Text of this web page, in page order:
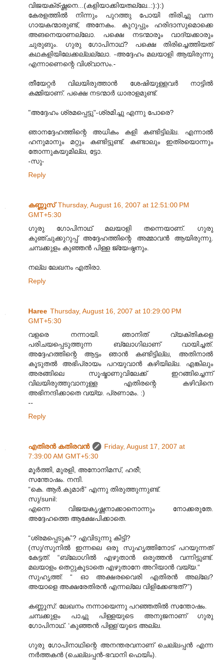
വിജയക്ര്ഷ്ണനെ...(കളിയാക്കിയതല്ലേ..:):):)
കേരളത്തില്‍ നിന്നും പുറത്തു പോയി തിരിച്ചു വന്ന
ഗായകന്മാരുണ്ട്‌, അനേകം. കുറുപ്പും ഹരിദാസുമൊക്കെ
അങനെയാണല്ലോ. പക്ഷെ നടന്മാരൂം വാദ്യക്കാരും
ചുരുങും. ഗുരു ഗോപിനാഥ്? പക്ഷെ തിരിച്ചെത്തിയത്
കഥകളിയിലേക്കല്ലല്ലോ. -അദ്ദേഹം മലയാളി ആയിരുന്നു
എന്നാണെന്റെ വിശ്വാസം.-
തീയേറ്റര്‍ വിലയിരുത്താന്‍ ശേഷിയുള്ളവര്‍ നാട്ടില്‍
കമ്മിയാണ്. പക്ഷെ നടന്മാര്‍ ധാരാളമുണ്ട്‌.
"അദ്ദേഹം ശ്രമപ്പെട്ടു"-ശ്രമിച്ചു എന്നു പോരെ?
ഞാനദ്ദേഹത്തിന്റെ അധികം കളി കണ്ടിട്ടില്ല. എന്നാല്‍
ഹനുമാനും മറ്റും കണ്ടിട്ടുണ്ട്‌. കണ്ടാലും ഇത്രയൊന്നും
തോന്നുകയുമില്ല, ട്ടോ.
-സു-
Reply
കണ്ണൂസ്‌ Thursday, August 16, 2007 at 12:51:00 PM
GMT+5:30
ഗുരു ഗോപിനാഥ് മലയാളി തന്നെയാണ്‌. ഗുരു
കുഞ്ചുക്കുറുപ്പ് അദ്ദേഹത്തിന്റെ അമ്മാവന്‍ ആയിരുന്നു.
ചമ്പക്കുളം കുഞ്ഞന്‍ പിള്ള ജ്യേഷ്ഠനും.
നല്ല ലേഖനം എതിരാ.
Reply
Haree Thursday, August 16, 2007 at 10:29:00 PM
GMT+5:30
വളരെ നന്നായി. ഞാനിത് വ്യക്തികളെ
പരിചയപ്പെടുത്തുന്ന ബ്ലോഗിലാണ് വായിച്ചത്.
അദ്ദേഹത്തിന്റെ ആട്ടം ഞാന്‍ കണ്ടിട്ടില്ല, അതിനാല്‍
കൂടുതല്‍ അഭിപ്രായം പറയുവാന്‍ കഴിയില്ല. എങ്കിലും
അരങ്ങിലെ സൂഷ്മാണുവിലേക്ക് ഇറങ്ങിച്ചെന്ന്
വിലയിരുത്തുവാനുള്ള എതിരന്റെ കഴിവിനെ
അഭിനന്ദിക്കാതെ വയ്യ. പ്രണാമം. :)
--
Reply
എതിരന്‍ കതിരവന്‍
Friday, August 17, 2007 at
7:39:00 AM GMT+5:30
മൂര്‍ത്തി, മുരളി, അനോനിമസ്, ഹരീ;
സന്തോഷം. നന്ദി.
“കെ. ആര്‍.കുമാര്‍” എന്നു തിരുത്തുന്നുണ്ട്.
സു/sunil:
എന്നെ വിജയകൃഷ്ണനാക്കാനൊന്നും നോക്കരുതേ.
അദ്ദേഹത്തെ ആക്ഷേപിക്കാതെ.
“ശ്രമപ്പെടുക”? എവിടുന്നു കിട്ടി?
(സു/സുനില്‍ ഇന്നലെ ഒരു സുഹൃത്തിനോട് പറയുന്നത്
കേട്ടത്: “ബ്ലോഗില്‍ എഴുതാന്‍ ഒരുത്തന്‍ വന്നിട്ടുണ്ട്.
മലയാളം തെറ്റുകൂടാതെ എഴുതാനേ അറിയാന്‍ വയ്യ.“
സുഹൃത്ത്: “ ഓ അക്ഷരവൈരി എതിരന്‍ അല്ലേ?
അയാളെ അക്ഷരേതിരന്‍ എന്നല്ലേ വിളിക്കേണ്ടത്?”)
കണ്ണൂസ്: ലേഖനം നന്നായെന്നു പറഞ്ഞതില്‍ സന്തോഷം.
ചമ്പക്കുളം പാച്ചു പിള്ളയുടെ അനുജനാണ് ഗുരു
ഗോപിനാഥ്. ‘കുഞ്ഞന്‍ പിള്ള‘യുടെ അല്ല.
ഗുരു ഗോപിനാഥിന്റെ അനന്തരവനാണ് ചെല്ലപ്പന്‍ എന്ന
നര്‍ത്തകന്‍ (ചെല്ലപ്പന്‍-ഭവാനി ഫെയിം).